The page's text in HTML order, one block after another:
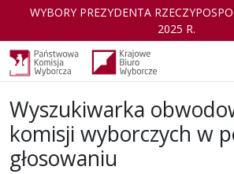
WYBORY PREZYDENTA
2025 R.
Wyszukiwarka
komisji wyborczych w
głosowaniu